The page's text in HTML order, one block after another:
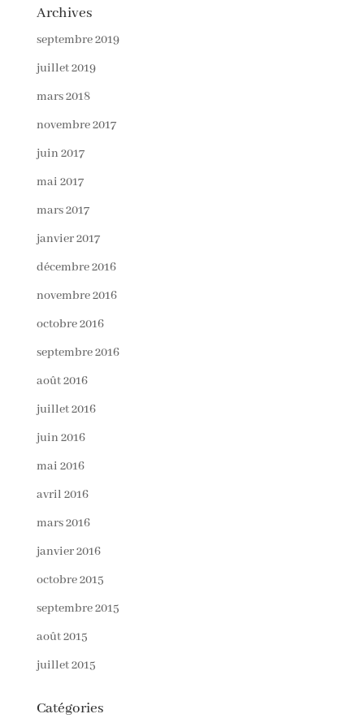
Archives
septembre 2019
juillet 2019
mars 2018
novembre 2017
juin 2017
mai 2017
mars 2017
janvier 2017
décembre 2016
novembre 2016
octobre 2016
septembre 2016
août 2016
juillet 2016
juin 2016
mai 2016
avril 2016
mars 2016
janvier 2016
octobre 2015
septembre 2015
août 2015
juillet 2015
Catégories